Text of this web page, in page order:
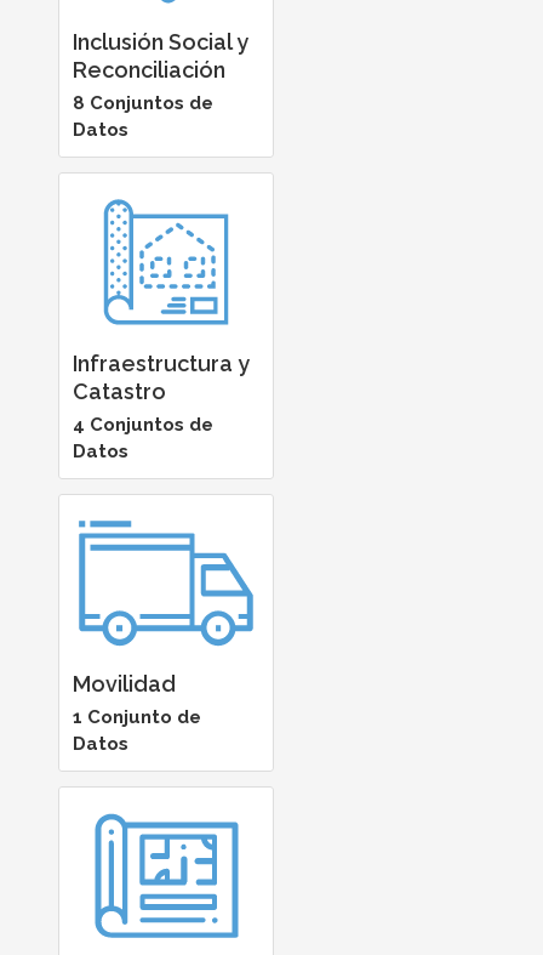
Inclusión Social y
Reconciliación
8 Conjuntos de
Datos
Infraestructura y
Catastro
4 Conjuntos de
Datos
Movilidad
1 Conjunto de
Datos